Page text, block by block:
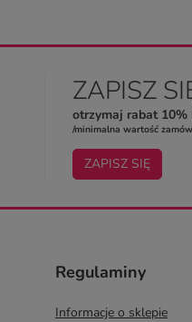
ZAPISZ
otrzymaj rabat
/minimalna wartość
ZAPISZ SIĘ
Regulaminy
Informacje o sklepie